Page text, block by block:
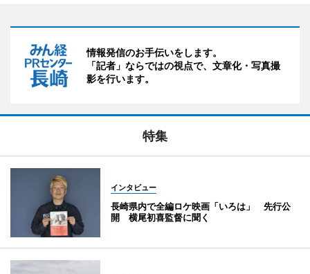
情報発信のお手伝いをします。
「記者」ならではの視点で、文章化・写真撮
影を行います。
特集
インタビュー
長崎県内で全編ロケ映画「いろは」 先行公
開 横尾初喜監督に聞く